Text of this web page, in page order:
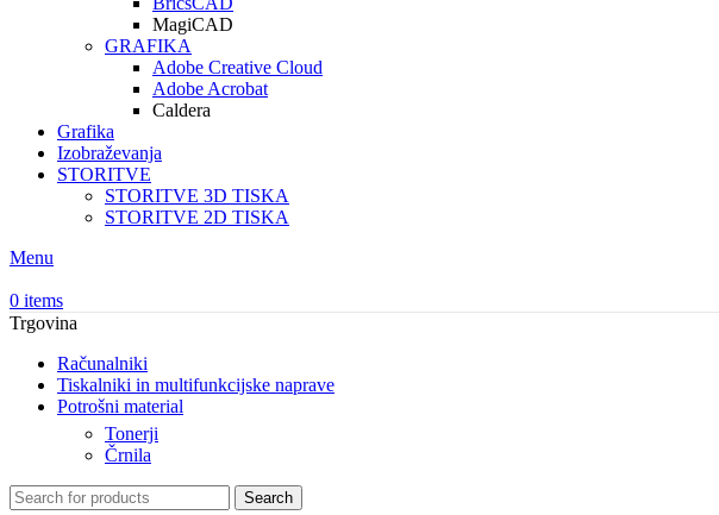
MagiCAD
GRAFIKA
Adobe Creative Cloud
Adobe Acrobat
Caldera
Grafika
Izobraževanja
STORITVE
STORITVE 3D TISKA
STORITVE 2D TISKA
Menu
0 items
Trgovina
Računalniki
Tiskalniki in multifunkcijske naprave
Potrošni material
Tonerji
Črnila
Search